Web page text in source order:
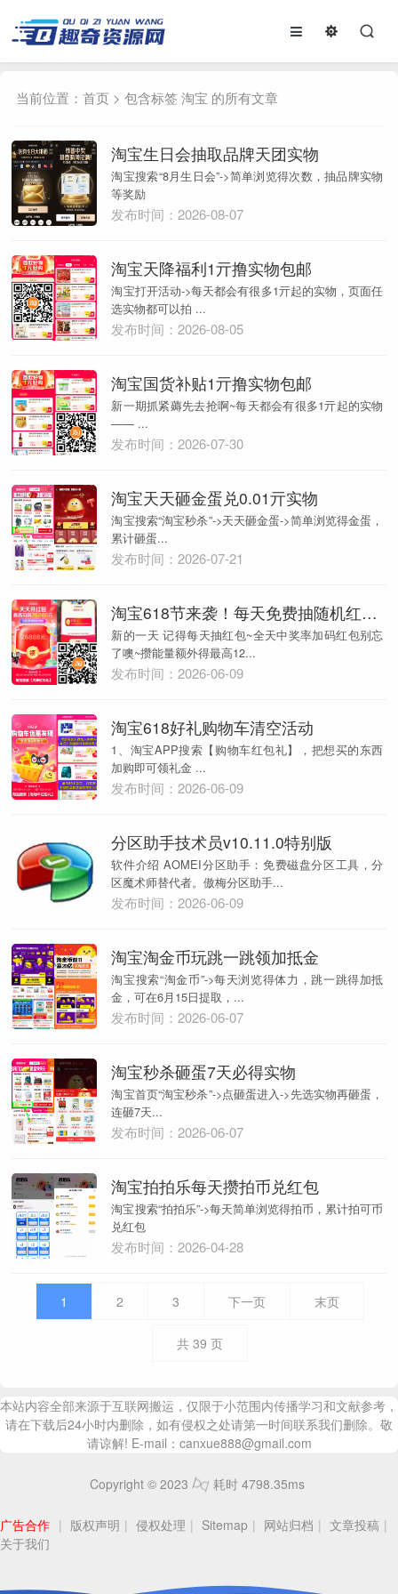
当前位置：首页 > 包含标签 淘宝 的所有文章
淘宝生日会抽取品牌天团实物
淘宝搜索“8月生日会”->简单浏览得次数，抽品牌实物
等奖励
发布时间：2026-08-07
淘宝天降福利1亓撸实物包邮
淘宝打开活动->每天都会有很多1亓起的实物，页面任
选实物都可以拍 ...
发布时间：2026-08-05
淘宝国货补贴1亓撸实物包邮
新一期抓紧薅先去抢啊~每天都会有很多1亓起的实物
—— ...
发布时间：2026-07-30
淘宝天天砸金蛋兑0.01亓实物
淘宝搜索“淘宝秒杀”->天天砸金蛋->简单浏览得金蛋，
累计砸蛋...
发布时间：2026-07-21
淘宝618节来袭！每天免费抽随机红包！
新的一天 记得每天抽红包~全天中奖率加码红包别忘
了噢~攒能量额外得最高12...
发布时间：2026-06-09
淘宝618好礼购物车清空活动
1、淘宝APP搜索【购物车红包礼】，把想买的东西
加购即可领礼金 ...
发布时间：2026-06-09
分区助手技术员v10.11.0特别版
软件介绍 AOMEI分区助手：免费磁盘分区工具，分
区魔术师替代者。傲梅分区助手...
发布时间：2026-06-09
淘宝淘金币玩跳一跳领加抵金
淘宝搜索“淘金币”->每天浏览得体力，跳一跳得加抵
金，可在6月15日提取，...
发布时间：2026-06-07
淘宝秒杀砸蛋7天必得实物
淘宝首页“淘宝秒杀”->点砸蛋进入->先选实物再砸蛋，
连砸7天...
发布时间：2026-06-07
淘宝拍拍乐每天攒拍币兑红包
淘宝搜索“拍拍乐”->每天简单浏览得拍币，累计拍可币
兑红包
发布时间：2026-04-28
1 2 3 下一页 末页
共 39 页
本站内容全部来源于互联网搬运，仅限于小范围内传播学习和文献参考，
请在下载后24小时内删除，如有侵权之处请第一时间联系我们删除。敬
请谅解! E-mail：canxue888@gmail.com
Copyright © 2023 耗时 4798.35ms
广告合作 | 版权声明 | 侵权处理 | Sitemap | 网站归档 | 文章投稿 |
关于我们